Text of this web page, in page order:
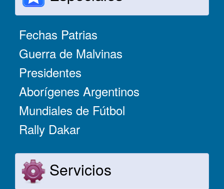
Fechas Patrias
Guerra de Malvinas
Presidentes
Aborígenes Argentinos
Mundiales de Fútbol
Rally Dakar
Servicios